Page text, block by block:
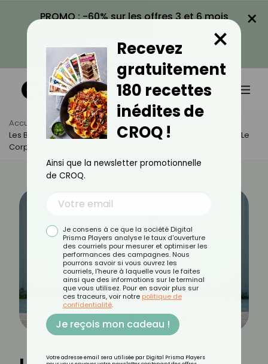
PROMO : -60% sur les offres 3 et 6 mois
VOIR LA PROMO
×
Accueil Actus
Sport
Les Bienfaits De La Danse Contemporaine : Un Art Qui Libère Le
Corps Et L'esprit
Recevez
gratuitement
180 recettes
inédites de
CROQ !
×
Ainsi que la newsletter promotionnelle
de CROQ.
Je consens à ce que la société Digital
Prisma Players analyse le taux d'ouverture
des courriels pour mesurer et optimiser les
performances des campagnes. Nous
pourrons savoir si vous ouvrez les
courriels, l'heure à laquelle vous le faites
ainsi que des informations sur le terminal
que vous utilisez. Pour en savoir plus sur
ces traceurs, voir notre politique de
confidentialité.
Je reçois mon cadeau !
Votre adresse email sera utilisée par Digital Prisma Players